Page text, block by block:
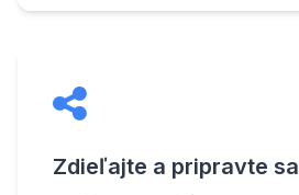
Zdieľajte a pripravte sa